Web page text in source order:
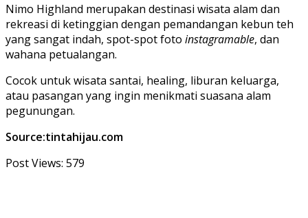
Nimo Highland merupakan destinasi wisata alam dan
rekreasi di ketinggian dengan pemandangan kebun teh
yang sangat indah, spot-spot foto instagramable, dan
wahana petualangan.
Cocok untuk wisata santai, healing, liburan keluarga,
atau pasangan yang ingin menikmati suasana alam
pegunungan.
Source:tintahijau.com
Post Views: 579